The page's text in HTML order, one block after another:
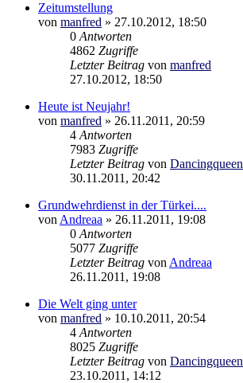
Zeitumstellung
von manfred » 27.10.2012, 18:50
0 Antworten
4862 Zugriffe
Letzter Beitrag von manfred
27.10.2012, 18:50
Heute ist Neujahr!
von manfred » 26.11.2011, 20:59
4 Antworten
7983 Zugriffe
Letzter Beitrag von Dancingqueen
30.11.2011, 20:42
Grundwehrdienst in der Türkei....
von Andreaa » 26.11.2011, 19:08
0 Antworten
5077 Zugriffe
Letzter Beitrag von Andreaa
26.11.2011, 19:08
Die Welt ging unter
von manfred » 10.10.2011, 20:54
4 Antworten
8025 Zugriffe
Letzter Beitrag von Dancingqueen
23.10.2011, 14:12